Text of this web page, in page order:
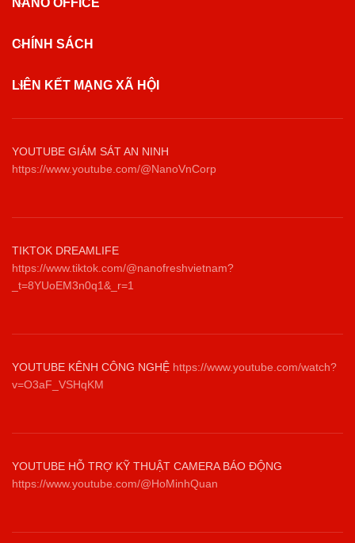
CHÍNH SÁCH
LIÊN KẾT MẠNG XÃ HỘI
YOUTUBE GIÁM SÁT AN NINH
https://www.youtube.com/@NanoVnCorp
TIKTOK DREAMLIFE
https://www.tiktok.com/@nanofreshvietnam?
_t=8YUoEM3n0q1&_r=1
YOUTUBE KÊNH CÔNG NGHỆ https://www.youtube.com/watch?
v=O3aF_VSHqKM
YOUTUBE HỖ TRỢ KỸ THUẬT CAMERA BÁO ĐỘNG
https://www.youtube.com/@HoMinhQuan